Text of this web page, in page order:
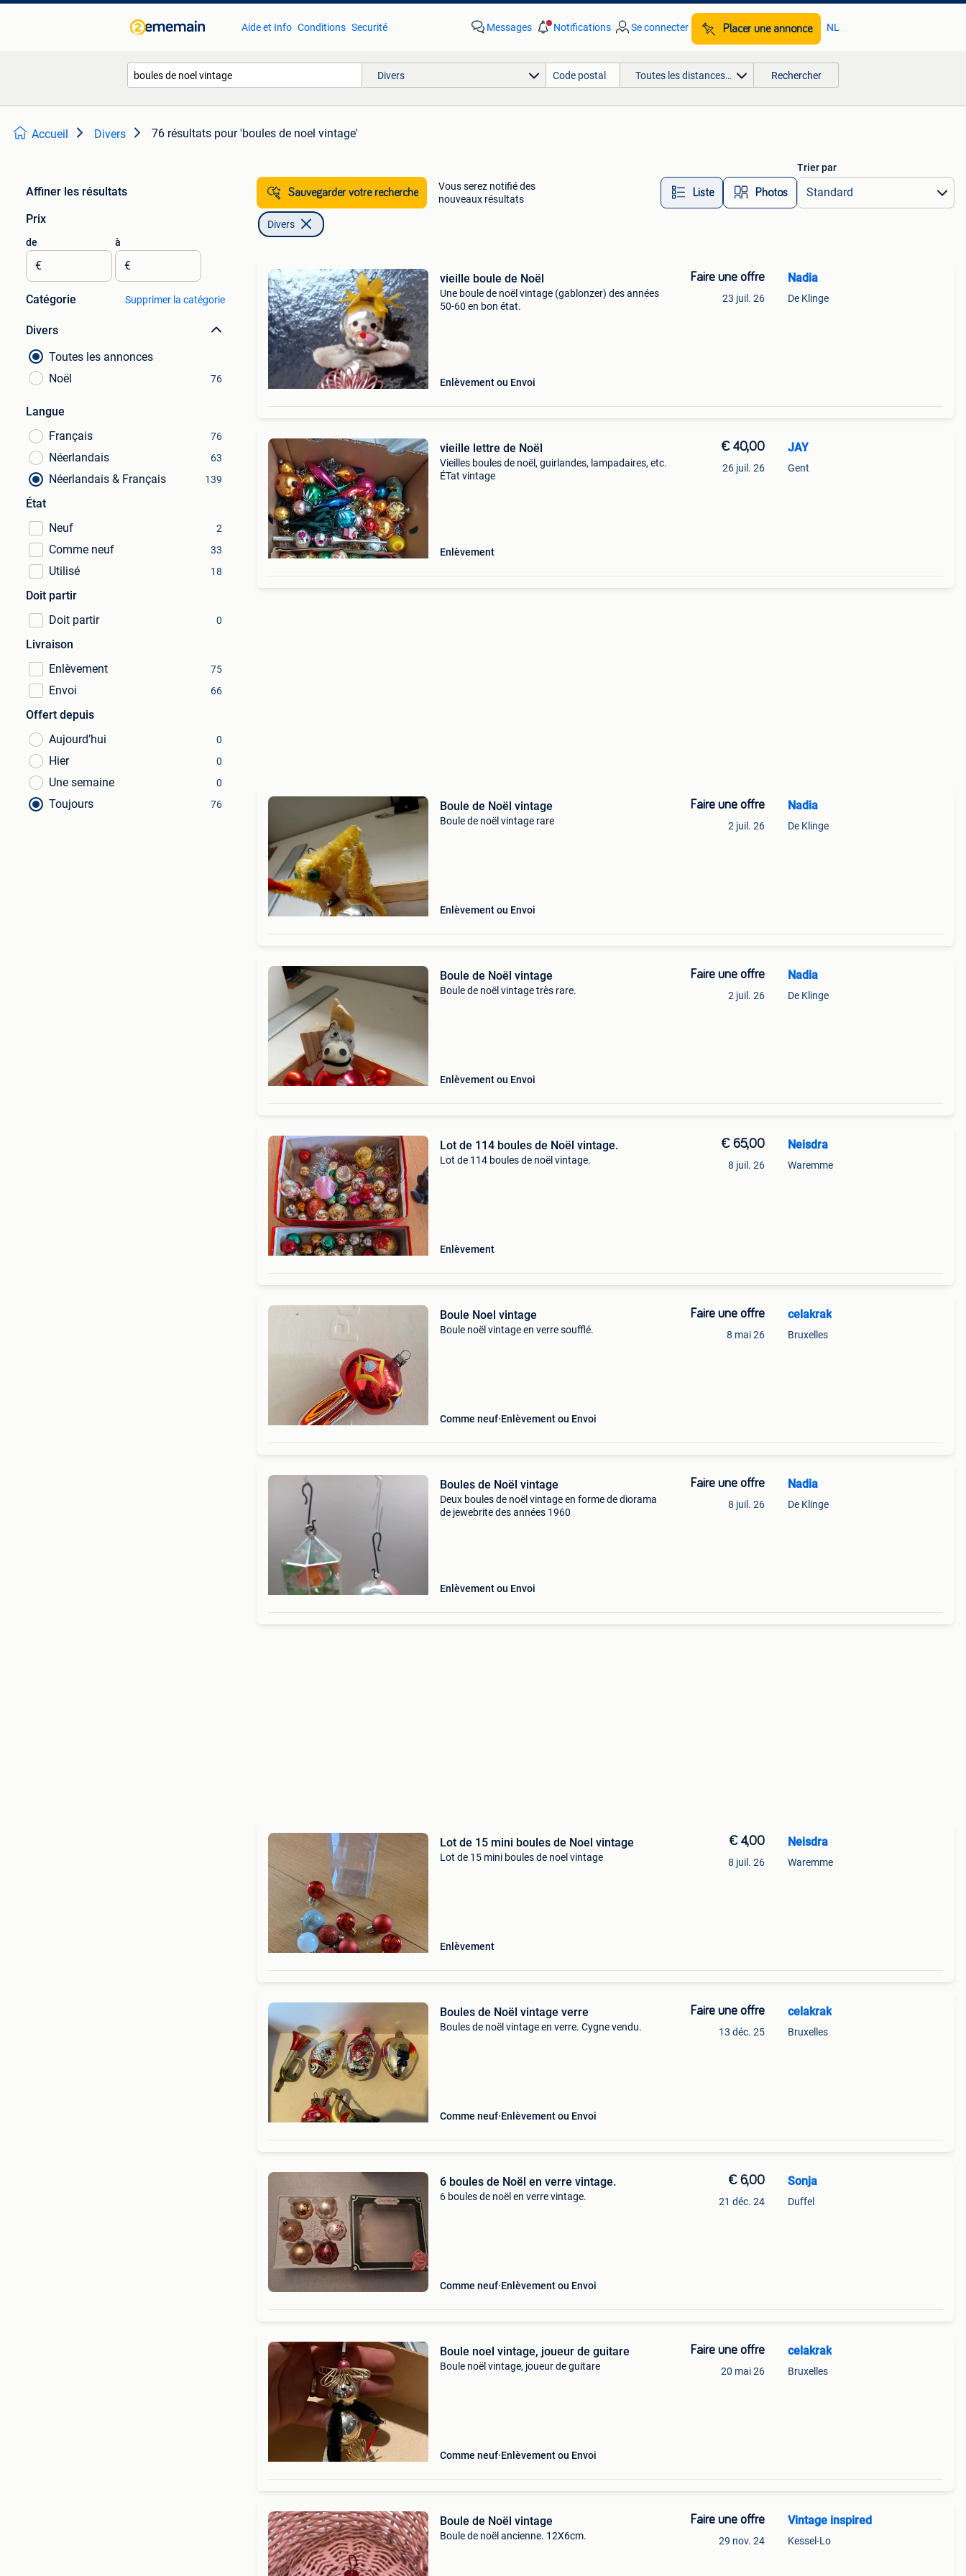
Aide et Info Conditions Securité Messages Notifications Se connecter Placer une annonce NL
Divers Toutes les distances… Rechercher
Accueil Divers 76 résultats pour 'boules de noel vintage'
Affiner les résultats
Prix
de
€
à
€
Catégorie Supprimer la catégorie
Divers
Toutes les annonces
Noël
76
Langue
Français
76
Néerlandais 63
Néerlandais & Français 139
État
Neuf
2
Comme neuf 33
Utilisé 18
Doit partir
Doit partir
0
Livraison
Enlèvement
75
Envoi 66
Offert depuis
Aujourd’hui
0
Hier 0
Une semaine 0
Toujours 76
Sauvegarder votre recherche
Vous serez notifié des
nouveaux résultats
Liste Photos
Trier par
Divers
vieille boule de Noël
Une boule de noël vintage (gablonzer) des années
50-60 en bon état.
Enlèvement ou Envoi
Faire une offre
23 juil. 26
Nadia
De Klinge
vieille lettre de Noël
Vieilles boules de noël, guirlandes, lampadaires, etc.
ÉTat vintage
Enlèvement
€ 40,00
26 juil. 26
JAY
Gent
Boule de Noël vintage
Boule de noël vintage rare
Enlèvement ou Envoi
Faire une offre
2 juil. 26
Nadia
De Klinge
Boule de Noël vintage
Boule de noël vintage très rare.
Enlèvement ou Envoi
Faire une offre
2 juil. 26
Nadia
De Klinge
Lot de 114 boules de Noël vintage.
Lot de 114 boules de noël vintage.
Enlèvement
€ 65,00
8 juil. 26
Neisdra
Waremme
Boule Noel vintage
Boule noël vintage en verre soufflé.
Comme neuf Enlèvement ou Envoi
Faire une offre
8 mai 26
celakrak
Bruxelles
Boules de Noël vintage
Deux boules de noël vintage en forme de diorama
de jewebrite des années 1960
Enlèvement ou Envoi
Faire une offre
8 juil. 26
Nadia
De Klinge
Lot de 15 mini boules de Noel vintage
Lot de 15 mini boules de noel vintage
Enlèvement
€ 4,00
8 juil. 26
Neisdra
Waremme
Boules de Noël vintage verre
Boules de noël vintage en verre. Cygne vendu.
Comme neuf Enlèvement ou Envoi
Faire une offre
13 déc. 25
celakrak
Bruxelles
6 boules de Noël en verre vintage.
6 boules de noël en verre vintage.
Comme neuf Enlèvement ou Envoi
€ 6,00
21 déc. 24
Sonja
Duffel
Boule noel vintage, joueur de guitare
Boule noël vintage, joueur de guitare
Comme neuf Enlèvement ou Envoi
Faire une offre
20 mai 26
celakrak
Bruxelles
Boule de Noël vintage
Boule de noël ancienne. 12X6cm.
Faire une offre
29 nov. 24
Vintage inspired
Kessel-Lo